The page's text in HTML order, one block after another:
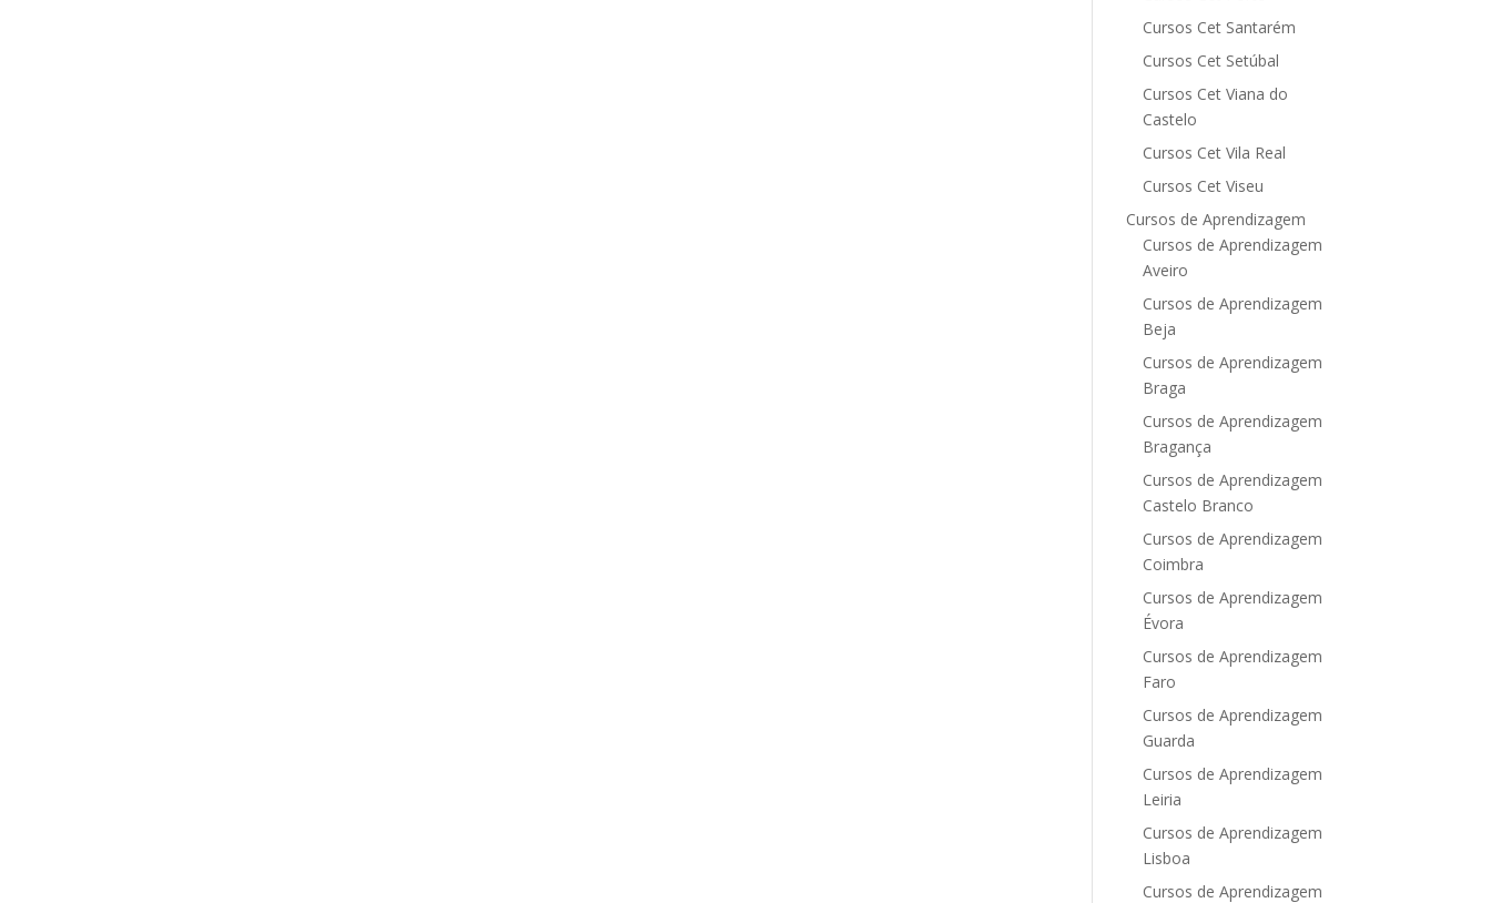
Cursos Cet Santarém
Cursos Cet Setúbal
Cursos Cet Viana do
Castelo
Cursos Cet Vila Real
Cursos Cet Viseu
Cursos de Aprendizagem
Cursos de Aprendizagem
Aveiro
Cursos de Aprendizagem
Beja
Cursos de Aprendizagem
Braga
Cursos de Aprendizagem
Bragança
Cursos de Aprendizagem
Castelo Branco
Cursos de Aprendizagem
Coimbra
Cursos de Aprendizagem
Évora
Cursos de Aprendizagem
Faro
Cursos de Aprendizagem
Guarda
Cursos de Aprendizagem
Leiria
Cursos de Aprendizagem
Lisboa
Cursos de Aprendizagem